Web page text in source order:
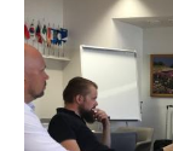
Kontakt